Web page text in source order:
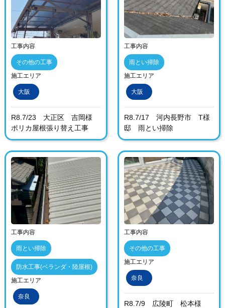
工事内容
その他の工事
施工エリア
大阪
R8.7/23 大正区 吉岡様
ポリカ屋根張り替え工事
工事内容
雨とい掃除
施工エリア
大阪
R8.7/17 河内長野市 T様
邸 雨とい掃除
工事内容
雨とい掃除
防水工事(ベランダ・陸屋根)
施工エリア
奈良
工事内容
その他の工事
施工エリア
奈良
R8.7/9 広陵町 松本様